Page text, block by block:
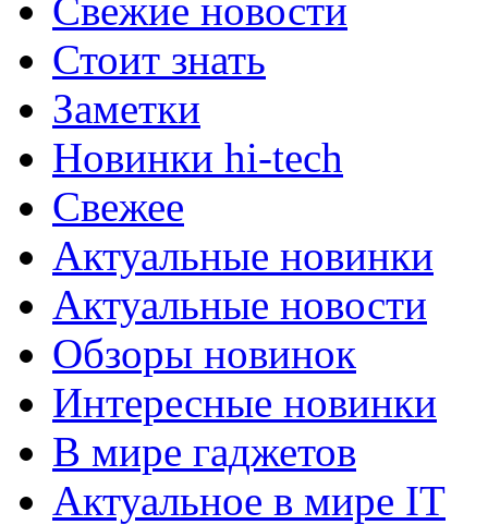
Свежие новости
Стоит знать
Заметки
Новинки hi-tech
Свежее
Актуальные новинки
Актуальные новости
Обзоры новинок
Интересные новинки
В мире гаджетов
Актуальное в мире IT